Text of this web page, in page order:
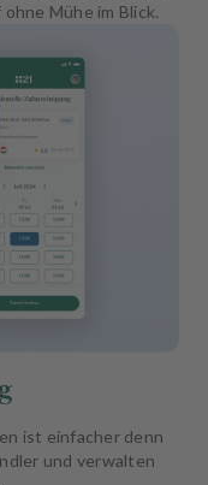
Mühe im Blick.
ist einfacher denn
und verwalten